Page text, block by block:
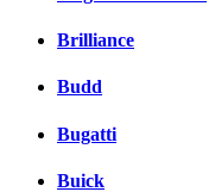
Brilliance
Budd
Bugatti
Buick